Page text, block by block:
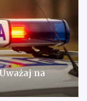
na